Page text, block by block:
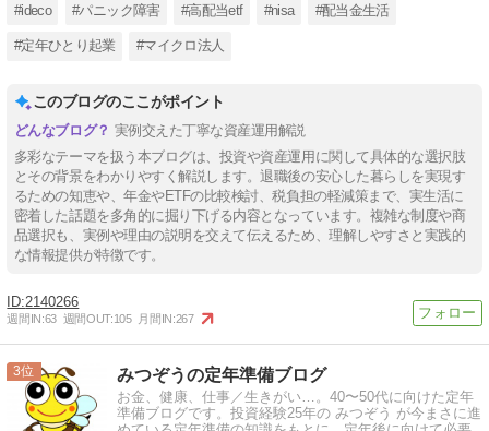
#ideco #パニック障害 #高配当etf #nisa #配当金生活
#定年ひとり起業 #マイクロ法人
このブログのここがポイント
実例交えた丁寧な資産運用解説
多彩なテーマを扱う本ブログは、投資や資産運用に関して具体的な選択肢
とその背景をわかりやすく解説します。退職後の安心した暮らしを実現す
るための知恵や、年金やETFの比較検討、税負担の軽減策まで、実生活に
密着した話題を多角的に掘り下げる内容となっています。複雑な制度や商
品選択も、実例や理由の説明を交えて伝えるため、理解しやすさと実践的
な情報提供が特徴です。
2140266
週間IN:63 週間OUT:105 月間IN:267
3 みつぞうの定年準備ブログ
お金、健康、仕事／生きがい…。40〜50代に向けた定年
準備ブログです。投資経験25年の みつぞう が今まさに進